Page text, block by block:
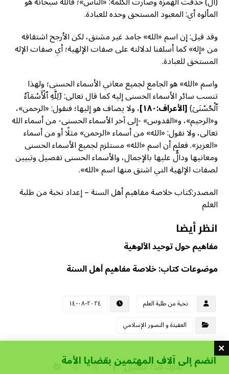
المألوه أي: المعبود المستحق وحده للعبادة.
وقد قيل: إن اسم «الله» جامد غير مشتق، لكن الأرجح اشتقاقه
من «إله» كما أسلفنا لدلالته على صفات الإلهية؛ أي صفات الإله
المستحق للعبادة.
واسم «الله» هو الجامع لجميع معاني الأسماء الحسنى؛ ولهذا
تنسب سائر الأسماء الحسنى إليه كما قال تعالى: (َلِلَّهِ ٱلۡأَسۡمَآءُ
ٱلۡحُسۡنَىٰ)[الأعراف:١٨٠] ، ولا يضاف هو إليها؛ فنقول: «الرحمن»،
و«الرحيم»، و«القدوس» -إلى آخر الأسماء الحسنى- من أسماء الله
تعالى، ولا نقول: «الله» من أسماء «الرحمن» مثلًا أو من أسماء
«العزيز». فعلم أن اسم «الله» مستلزم لجميع الأسماء الحسنى
ومعانيها ودالٌّ عليها بالإجمال، والأسماء الحسنى تفصيل وتبيين
لصفات الإلهية التي اشتق منها اسم «الله».
المصدر:كتاب خلاصة مفاهيم أهل السنة – إعداد نخبة من طلبة
العلم
انظر أيضا
مفاهيم حول توحيد الألوهية
موضوعات كتاب: خلاصة مفاهيم أهل السنة
نخبة من طلبة العلم
٢٠٢٤-٠٨-١٤
العقيدة و التصور الإسلامي
انضم إلى آلاف المهتمين بقضايا الأمة